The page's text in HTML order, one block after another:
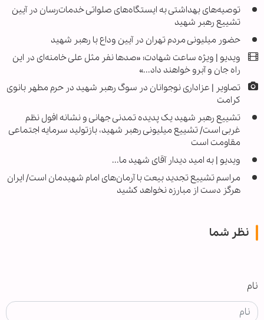
توصیه‌های بهداشتی به ایستگاه‌های صلواتی خدمات‌رسان در آیین
تشییع رهبر شهید
حضور میلیونی مردم تهران در آیین وداع با رهبر شهید
ویدیو | ویژه ساعت شهادت؛ «صدها نفر مثل علی خامنه‌ای در این
راه جان و آبرو خواهند داد...»
تصاویر | عزاداری نوجوانان در سوگ رهبر شهید در حرم مطهر بانوی
کرامت
تشییع رهبر شهید یک پدیده تمدنی جهانی و نشانه افول نظم
غربی است/ تشییع میلیونی رهبر شهید، بازتولید سرمایه اجتماعی
مقاومت است
ویدیو | به امید دیدار آقای شهید ما...
مراسم تشییع تجدید بیعت با آرمان‌های امام شهیدمان است/ ایران
هرگز دست از مبارزه نخواهد کشید
نظر شما
نام